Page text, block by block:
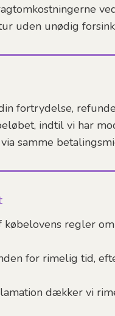
uden unødig
fortrydelse,
indtil vi har
samme
regler
for rimelig tid,
dækker vi